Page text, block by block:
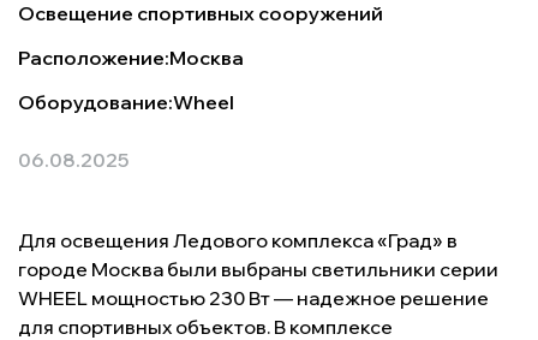
Освещение спортивных сооружений
Расположение:Москва
Оборудование:Wheel
06.08.2025
Для освещения Ледового комплекса «Град» в
городе Москва были выбраны светильники серии
WHEEL мощностью 230 Вт — надежное решение
для спортивных объектов. В комплексе